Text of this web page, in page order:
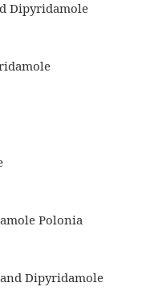
Dipyridamole
Polonia
Dipyridamole